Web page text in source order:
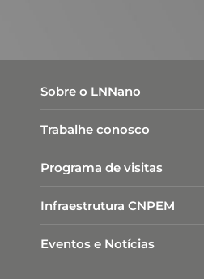
Sobre o LNNano
Trabalhe conosco
Programa de visitas
Infraestrutura CNPEM
Eventos e Notícias